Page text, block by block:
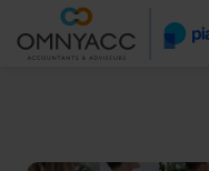
Vestigingen